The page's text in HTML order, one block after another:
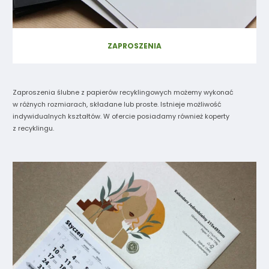
ZAPROSZENIA
Zaproszenia ślubne z papierów recyklingowych możemy wykonać
w różnych rozmiarach, składane lub proste. Istnieje możliwość
indywidualnych kształtów. W ofercie posiadamy również koperty
z recyklingu.